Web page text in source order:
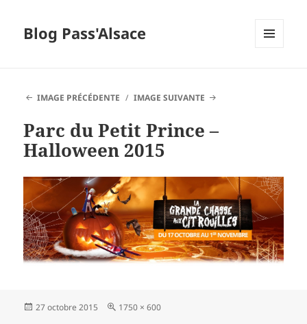
Blog Pass'Alsace
IMAGE PRÉCÉDENTE
IMAGE SUIVANTE
Parc du Petit Prince –
Halloween 2015
Publié
27 octobre 2015
Taille
1750 × 600